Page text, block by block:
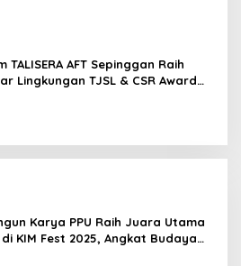
TALISERA AFT Sepinggan Raih
Lingkungan TJSL & CSR Award
Karya PPU Raih Juara Utama
KIM Fest 2025, Angkat Budaya